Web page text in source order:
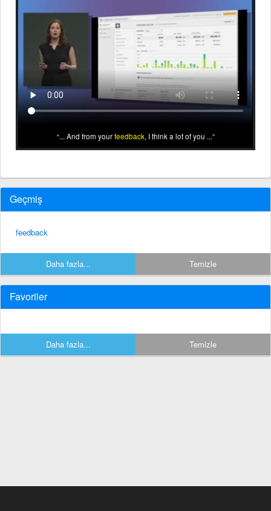
... And from yourfeedback, I think a lot of you ...
Geçmiş
feedback
Daha fazla... Temizle
Favoriler
Daha fazla... Temizle